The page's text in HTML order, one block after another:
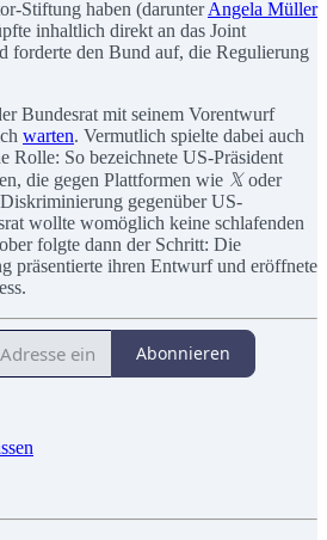
Stiftung haben (darunterAngela Müller
inhaltlich direkt an das Joint
forderte den Bund auf, die Regulierung
Bundesrat mit seinem Vorentwurf
warten. Vermutlich spielte dabei auch
Rolle: So bezeichnete US-Präsident
die gegen Plattformen wie 𝕏oder
gegenüber US-
wollte womöglich keine schlafenden
folgte dann der Schritt: Die
präsentierte ihren Entwurf und eröffnete
Abonnieren